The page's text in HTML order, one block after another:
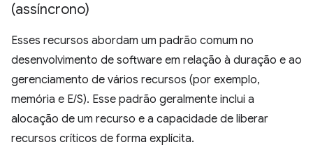
(assíncrono)
Esses recursos abordam um padrão comum no
desenvolvimento de software em relação à duração e ao
gerenciamento de vários recursos (por exemplo,
memória e E/S). Esse padrão geralmente inclui a
alocação de um recurso e a capacidade de liberar
recursos críticos de forma explícita.